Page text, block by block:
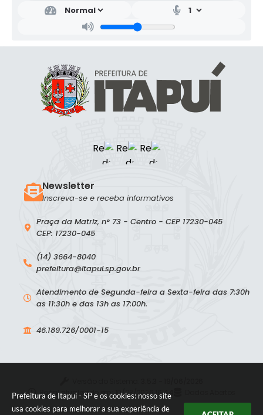
Prefeitura de Itapuí - SP e os cookies: nosso site
usa cookies para melhorar a sua experiência de
Praça da Matriz, n° 73 - Centro - CEP 17230-045
CEP: 17230-045
(14) 3664-8040
prefeitura@itapui.sp.gov.br
Atendimento de Segunda-feira a Sexta-feira das 7:30h
as 11:30h e das 13h as 17:00h.
46.189.726/0001-15
Newsletter
Inscreva-se e receba informativos
Portal atualizado em:10/08/2026 16:44